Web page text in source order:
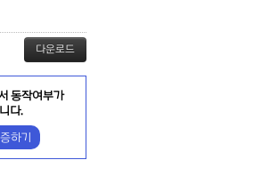
다운로드
동작여부가
다.
하기